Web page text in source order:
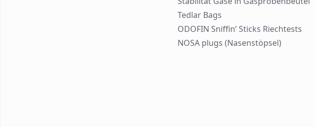
Tedlar Bags
ODOFIN Sniffin’ Sticks Riechtests
NOSA plugs (Nasenstöpsel)